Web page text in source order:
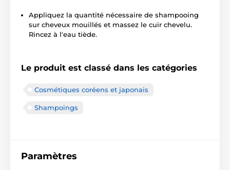
Appliquez la quantité nécessaire de shampooing
sur cheveux mouillés et massez le cuir chevelu.
Rincez à l'eau tiède.
Le produit est classé dans les catégories
Cosmétiques coréens et japonais
Shampoings
Paramètres